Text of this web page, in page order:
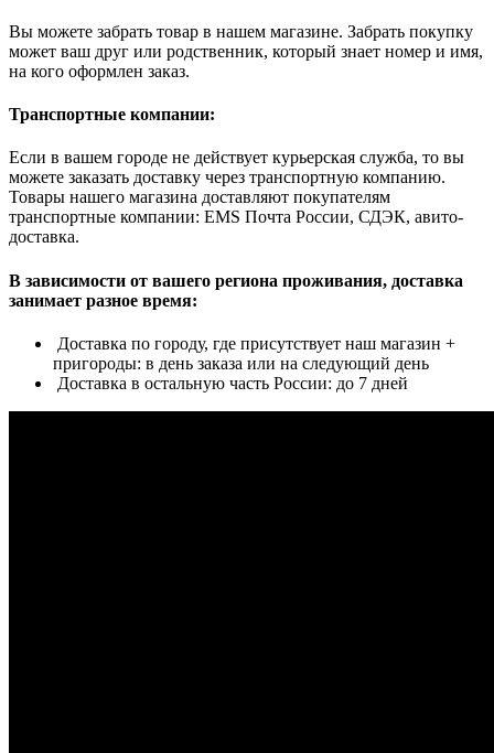
Вы можете забрать товар в нашем магазине. Забрать покупку
может ваш друг или родственник, который знает номер и имя,
на кого оформлен заказ.
Транспортные компании:
Если в вашем городе не действует курьерская служба, то вы
можете заказать доставку через транспортную компанию.
Товары нашего магазина доставляют покупателям
транспортные компании: EMS Почта России, СДЭК, авито-
доставка.
В зависимости от вашего региона проживания, доставка
занимает разное время:
Доставка по городу, где присутствует наш магазин +
пригороды: в день заказа или на следующий день
Доставка в остальную часть России: до 7 дней